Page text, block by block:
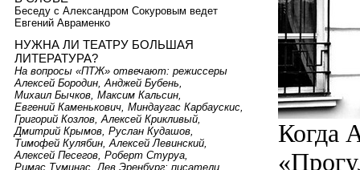
Когда
Беседу с Александром Сокуровым ведет
Евгений Авраменко
НУЖНА ЛИ ТЕАТРУ БОЛЬШАЯ
ЛИТЕРАТУРА?
На вопросы «ПТЖ» отвечают: режиссеры
Алексей Бородин, Анджей Бубень,
Михаил Бычков, Максим Кальсин,
Евгений Каменькович, Миндаугас Карбаускис,
Григорий Козлов, Алексей Крикливый,
Дмитрий Крымов, Руслан Кудашов,
Тимофей Кулябин, Алексей Левинский,
Алексей Песегов, Роберт Стуруа,
Римас Туминас, Лев Эренбург; писатели